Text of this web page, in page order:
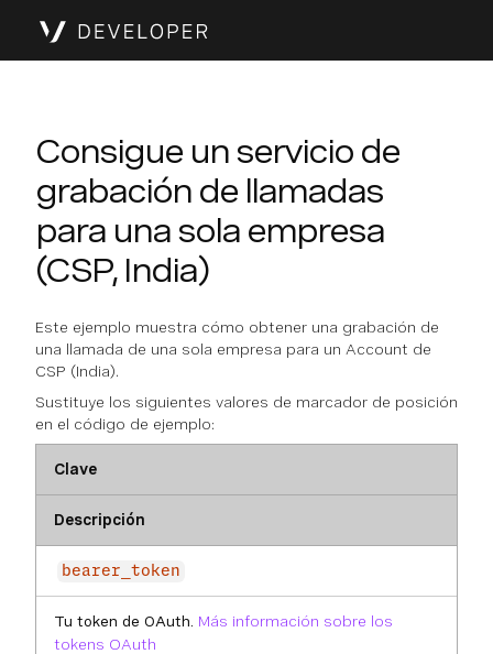
Consigue un servicio de
grabación de llamadas
para una sola empresa
(CSP, India)
Este ejemplo muestra cómo obtener una grabación de
una llamada de una sola empresa para un Account de
CSP (India).
Sustituye los siguientes valores de marcador de posición
en el código de ejemplo:
Clave
Descripción
bearer_token
Tu token de OAuth. Más información sobre los
tokens OAuth